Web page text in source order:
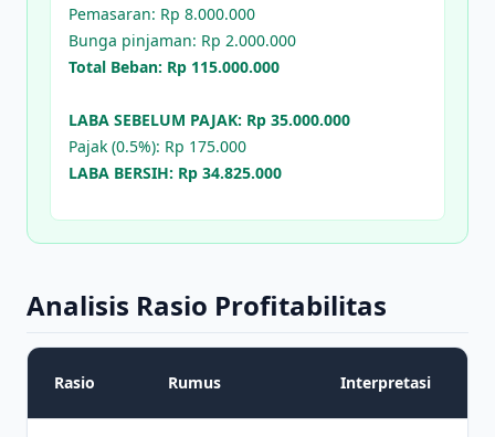
Pemasaran: Rp 8.000.000
Bunga pinjaman: Rp 2.000.000
Total Beban: Rp 115.000.000
LABA SEBELUM PAJAK: Rp 35.000.000
Pajak (0.5%): Rp 175.000
LABA BERSIH: Rp 34.825.000
Analisis Rasio Profitabilitas
Rasio Rumus Interpretasi